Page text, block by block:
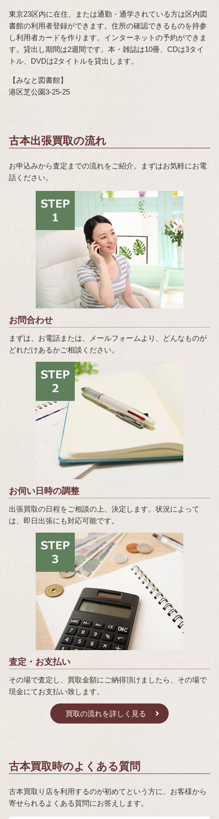
東京23区内に在住、または通勤・通学されている方は区内図
書館の利用者登録ができます。住所の確認できるものを持参
し利用者カードを作ります。インターネットの予約ができま
す。貸出し期間は2週間です。本・雑誌は10冊、CDは3タイ
トル、DVDは2タイトルを貸出します。
【みなと図書館】
港区芝公園3-25-25
古本出張買取の流れ
お申込みから査定までの流れをご紹介。まずはお気軽にお電
話ください。
お問合わせ
まずは、お電話または、メールフォームより、どんなものが
どれだけあるかご相談ください。
お伺い日時の調整
出張買取の日程をご相談の上、決定します。状況によって
は、即日出張にも対応可能です。
査定・お支払い
その場で査定し、買取金額にご納得頂けましたら、その場で
現金にてお支払い致します。
買取の流れを詳しく見る
古本買取時のよくある質問
古本買取り店を利用するのが初めてという方に、お客様から
寄せられるよくある質問にお答えします。